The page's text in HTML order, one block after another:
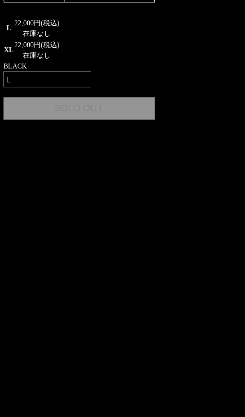
L
22,000円(税込)
在庫なし
XL
22,000円(税込)
在庫なし
BLACK